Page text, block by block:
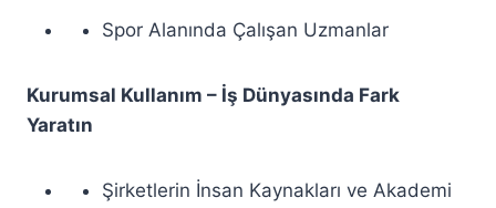
Spor Alanında Çalışan Uzmanlar
Kurumsal Kullanım – İş Dünyasında Fark
Yaratın
Şirketlerin İnsan Kaynakları ve Akademi